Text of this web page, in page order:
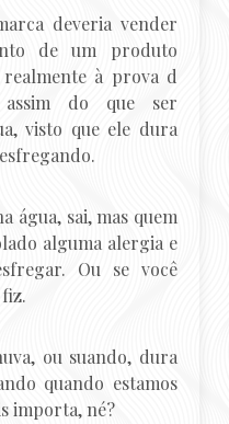
deveria vender
de um produto
à prova d
do que ser
visto que ele dura
água, sai, mas quem
alguma alergia e
Ou se você
ou suando, dura
quando estamos
importa, né?